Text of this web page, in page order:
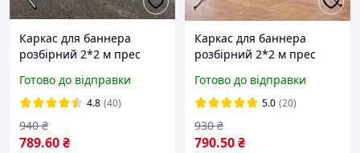
Каркас для баннера
розбірний 2*2 м прес
для реклами Каркас для
фотозони П2*2
Готово до відправки
4.8 (40)
789.60₴
940 ₴
Каркас для баннера
розбірний 2*2 м прес
для реклами Каркас для
фотозони П2*2
Готово до відправки
5.0 (20)
790.50₴
930 ₴